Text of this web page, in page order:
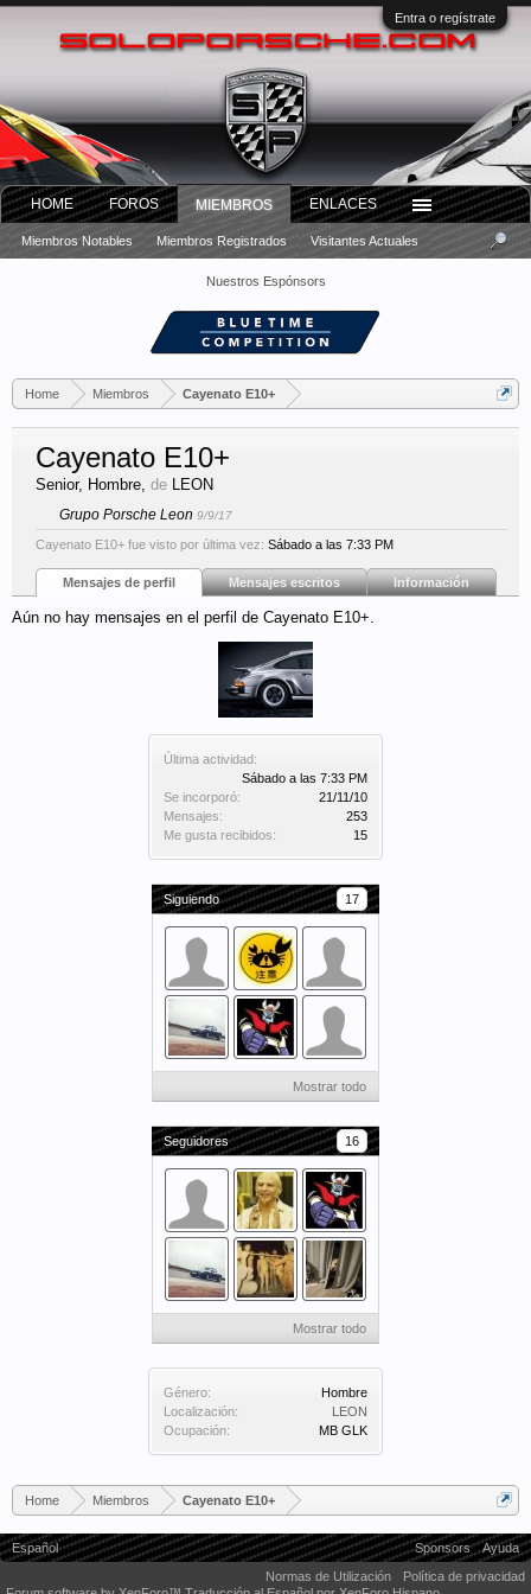
Entra o regístrate
Nuestros Espónsors
Home Miembros Cayenato E10+
Última actividad:
Sábado a las 7:33 PM
Se incorporó:
21/11/10
Mensajes:
253
Me gusta recibidos:
15
Siguiendo 17
Mostrar todo
Seguidores 16
Mostrar todo
Género:
Hombre
Localización:
LEON
Ocupación:
MB GLK
Cayenato E10+
Senior, Hombre, de LEON
Grupo Porsche Leon 9/9/17
Cayenato E10+ fue visto por última vez: Sábado a las 7:33 PM
Mensajes de perfil Mensajes escritos Información
Aún no hay mensajes en el perfil de Cayenato E10+.
Home Miembros Cayenato E10+
HOME FOROS MIEMBROS
Miembros Notables Miembros Registrados Visitantes Actuales
ENLACES
Español Sponsors
Ayuda
Normas de Utilización
Política de privacidad